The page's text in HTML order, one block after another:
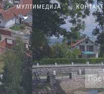
МУЛТИМЕДИЈА
arrow_drop_down
КОНТАКТ